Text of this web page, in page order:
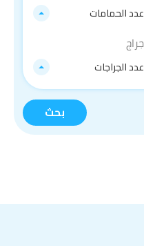
عدد الحمامات
جراج
عدد الجراجات
بحث